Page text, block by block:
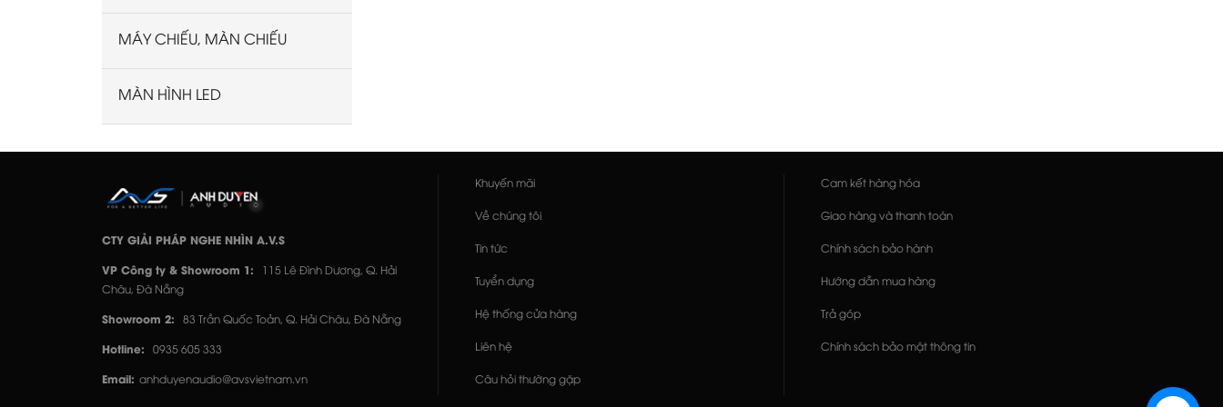
MÁY CHIẾU, MÀN CHIẾU
MÀN HÌNH LED
CTY GIẢI PHÁP NGHE NHÌN A.V.S
VP Công ty & Showroom 1:
115 Lê Đình Dương, Q. Hải
Châu, Đà Nẵng
Showroom 2: 83 Trần Quốc Toản, Q. Hải Châu, Đà Nẵng
Hotline: 0935 605 333
Email: anhduyenaudio@avsvietnam.vn
Khuyến mãi
Về chúng tôi
Tin tức
Tuyển dụng
Hệ thống cửa hàng
Liên hệ
Câu hỏi thường gặp
Cam kết hàng hóa
Giao hàng và thanh toán
Chính sách bảo hành
Hướng dẫn mua hàng
Trả góp
Chính sách bảo mật thông tin